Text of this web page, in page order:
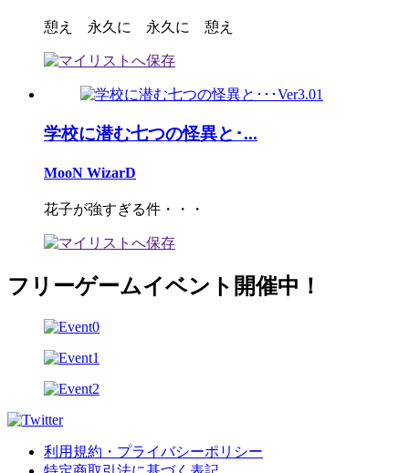
憩え 永久に 永久に 憩え
学校に潜む七つの怪異と･...
MooN WizarD
花子が強すぎる件・・・
フリーゲームイベント開催中！
利用規約・プライバシーポリシー